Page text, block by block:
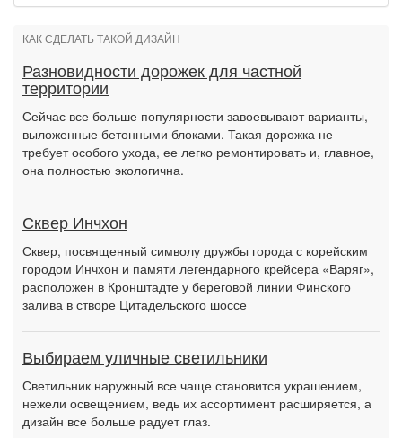
КАК СДЕЛАТЬ ТАКОЙ ДИЗАЙН
Разновидности дорожек для частной
территории
Сейчас все больше популярности завоевывают варианты,
выложенные бетонными блоками. Такая дорожка не
требует особого ухода, ее легко ремонтировать и, главное,
она полностью экологична.
Сквер Инчхон
Сквер, посвященный символу дружбы города с корейским
городом Инчхон и памяти легендарного крейсера «Варяг»,
расположен в Кронштадте у береговой линии Финского
залива в створе Цитадельского шоссе
Выбираем уличные светильники
Светильник наружный все чаще становится украшением,
нежели освещением, ведь их ассортимент расширяется, а
дизайн все больше радует глаз.